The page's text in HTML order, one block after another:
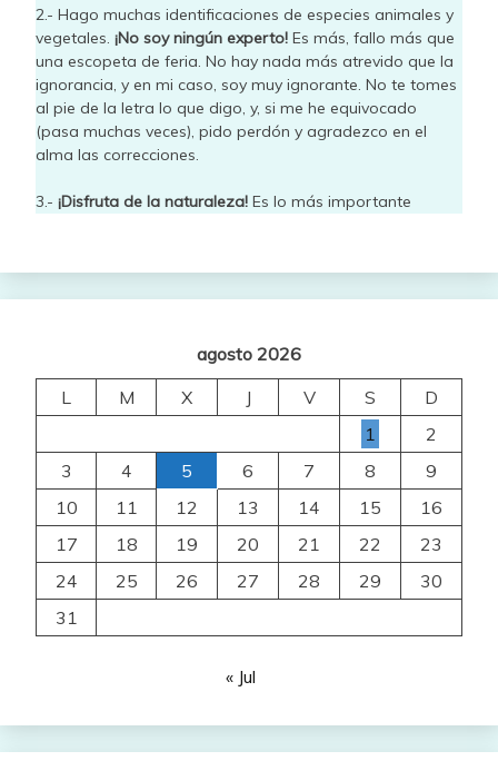
2.- Hago muchas identificaciones de especies animales y
vegetales. ¡No soy ningún experto! Es más, fallo más que
una escopeta de feria. No hay nada más atrevido que la
ignorancia, y en mi caso, soy muy ignorante. No te tomes
al pie de la letra lo que digo, y, si me he equivocado
(pasa muchas veces), pido perdón y agradezco en el
alma las correcciones.
3.- ¡Disfruta de la naturaleza! Es lo más importante
agosto 2026
L
M X J V S
D
1
2
3
4 5 6 7 8
9
10
11 12 13 14 15
16
17
18 19 20 21 22
23
24
25 26 27 28 29
30
31
« Jul